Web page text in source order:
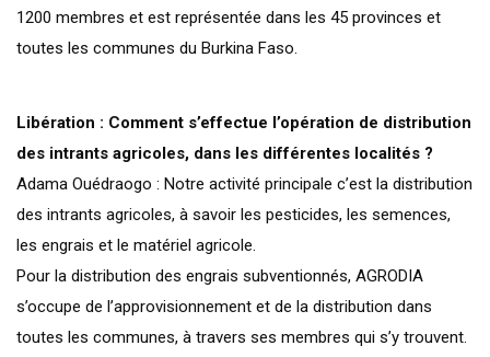
1200 membres et est représentée dans les 45 provinces et
toutes les communes du Burkina Faso.
Libération : Comment s’effectue l’opération de distribution
des intrants agricoles, dans les différentes localités ?
Adama Ouédraogo : Notre activité principale c’est la distribution
des intrants agricoles, à savoir les pesticides, les semences,
les engrais et le matériel agricole.
Pour la distribution des engrais subventionnés, AGRODIA
s’occupe de l’approvisionnement et de la distribution dans
toutes les communes, à travers ses membres qui s’y trouvent.